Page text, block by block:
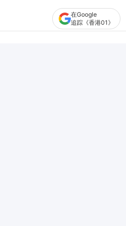
在Google
追踪《香港01》